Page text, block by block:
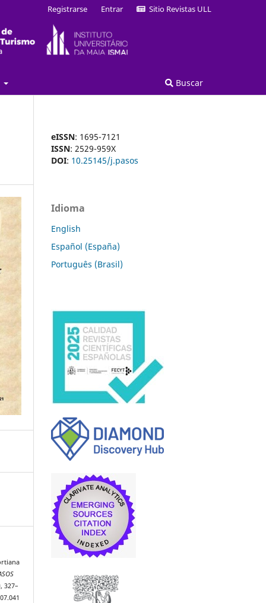
Buscar
Registrarse Entrar Sitio Revistas ULL
327–
eISSN: 1695-7121
ISSN: 2529-959X
DOI: 10.25145/j.pasos
Idioma
English
Español (España)
Português (Brasil)